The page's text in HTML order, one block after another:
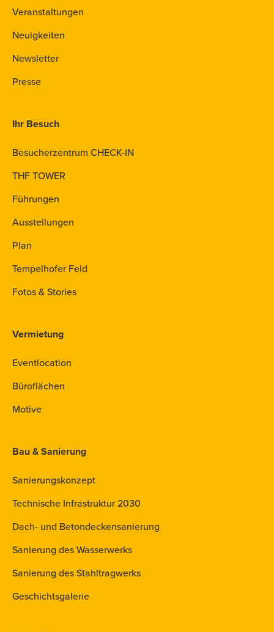
Veranstaltungen
Neuigkeiten
Newsletter
Presse
Ihr Besuch
Besucherzentrum CHECK-IN
THF TOWER
Führungen
Ausstellungen
Plan
Tempelhofer Feld
Fotos & Stories
Vermietung
Eventlocation
Büroflächen
Motive
Bau & Sanierung
Sanierungskonzept
Technische Infrastruktur 2030
Dach- und Betondeckensanierung
Sanierung des Wasserwerks
Sanierung des Stahltragwerks
Geschichtsgalerie